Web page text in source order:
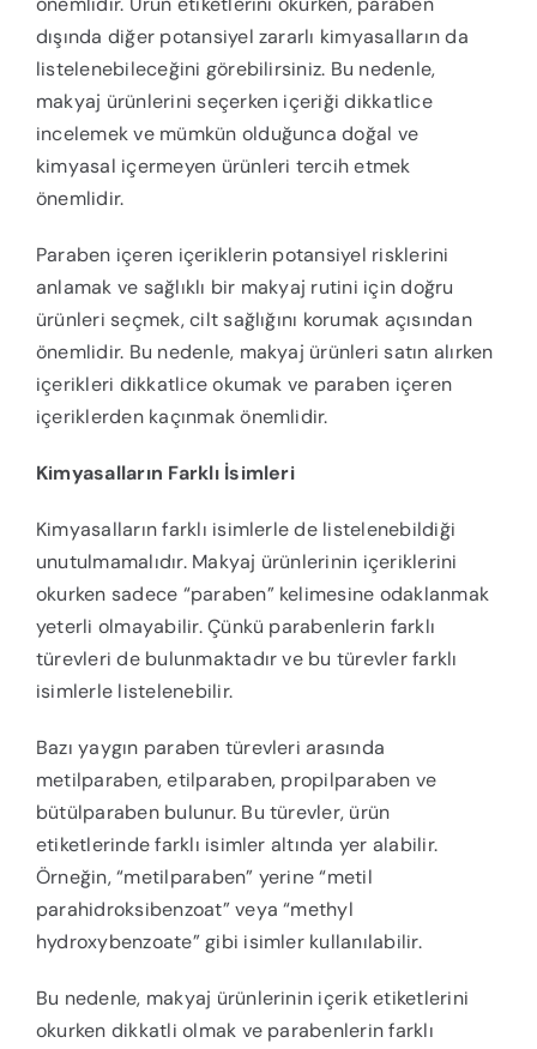
dışında diğer potansiyel zararlı kimyasalların da
listelenebileceğini görebilirsiniz. Bu nedenle,
makyaj ürünlerini seçerken içeriği dikkatlice
incelemek ve mümkün olduğunca doğal ve
kimyasal içermeyen ürünleri tercih etmek
önemlidir.
Paraben içeren içeriklerin potansiyel risklerini
anlamak ve sağlıklı bir makyaj rutini için doğru
ürünleri seçmek, cilt sağlığını korumak açısından
önemlidir. Bu nedenle, makyaj ürünleri satın alırken
içerikleri dikkatlice okumak ve paraben içeren
içeriklerden kaçınmak önemlidir.
Kimyasalların Farklı İsimleri
Kimyasalların farklı isimlerle de listelenebildiği
unutulmamalıdır. Makyaj ürünlerinin içeriklerini
okurken sadece “paraben” kelimesine odaklanmak
yeterli olmayabilir. Çünkü parabenlerin farklı
türevleri de bulunmaktadır ve bu türevler farklı
isimlerle listelenebilir.
Bazı yaygın paraben türevleri arasında
metilparaben, etilparaben, propilparaben ve
bütülparaben bulunur. Bu türevler, ürün
etiketlerinde farklı isimler altında yer alabilir.
Örneğin, “metilparaben” yerine “metil
parahidroksibenzoat” veya “methyl
hydroxybenzoate” gibi isimler kullanılabilir.
Bu nedenle, makyaj ürünlerinin içerik etiketlerini
okurken dikkatli olmak ve parabenlerin farklı